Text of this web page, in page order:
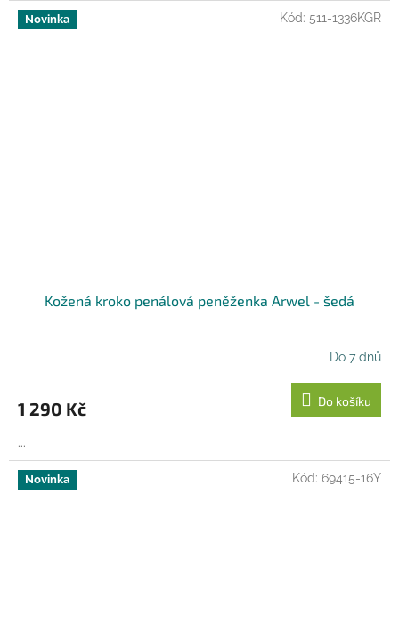
Novinka
Kožená kroko penálová peněženka Arwel - šedá
Do 7 dnů
1 290 Kč Do košíku
...
Kód: 511-1336KGR
Novinka Kód: 69415-16Y